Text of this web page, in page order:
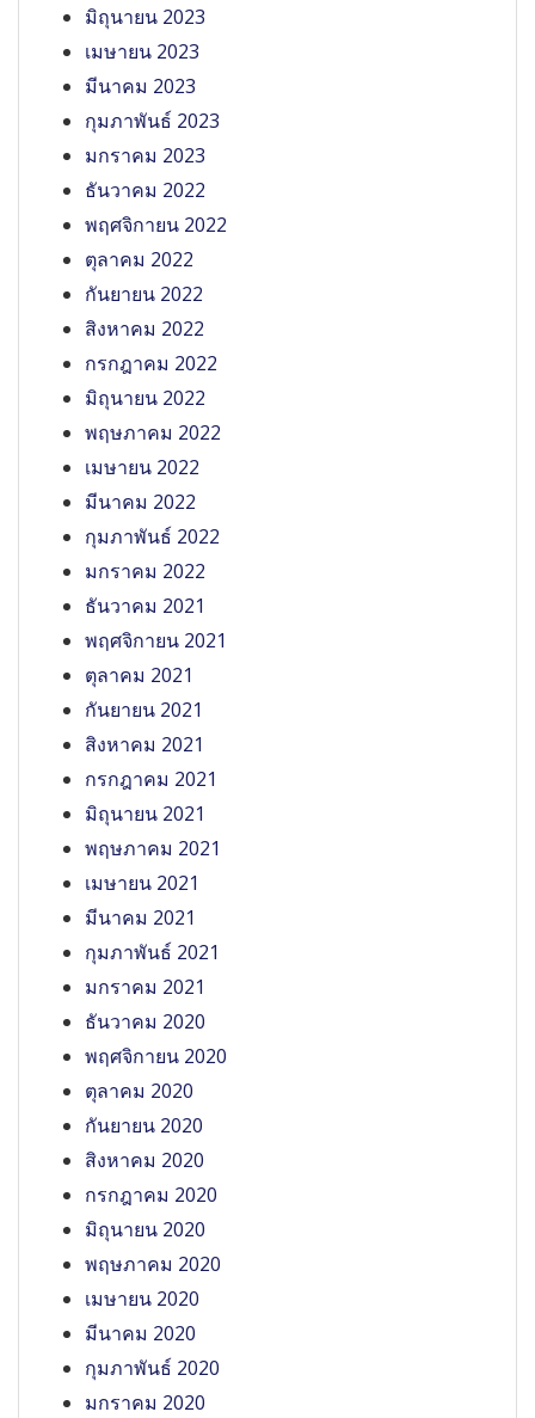
มิถุนายน 2023
เมษายน 2023
มีนาคม 2023
กุมภาพันธ์ 2023
มกราคม 2023
ธันวาคม 2022
พฤศจิกายน 2022
ตุลาคม 2022
กันยายน 2022
สิงหาคม 2022
กรกฎาคม 2022
มิถุนายน 2022
พฤษภาคม 2022
เมษายน 2022
มีนาคม 2022
กุมภาพันธ์ 2022
มกราคม 2022
ธันวาคม 2021
พฤศจิกายน 2021
ตุลาคม 2021
กันยายน 2021
สิงหาคม 2021
กรกฎาคม 2021
มิถุนายน 2021
พฤษภาคม 2021
เมษายน 2021
มีนาคม 2021
กุมภาพันธ์ 2021
มกราคม 2021
ธันวาคม 2020
พฤศจิกายน 2020
ตุลาคม 2020
กันยายน 2020
สิงหาคม 2020
กรกฎาคม 2020
มิถุนายน 2020
พฤษภาคม 2020
เมษายน 2020
มีนาคม 2020
กุมภาพันธ์ 2020
มกราคม 2020